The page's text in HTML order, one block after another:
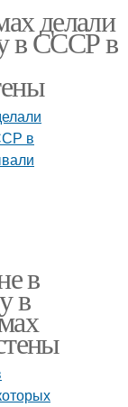
делали
в СССР в
в
в